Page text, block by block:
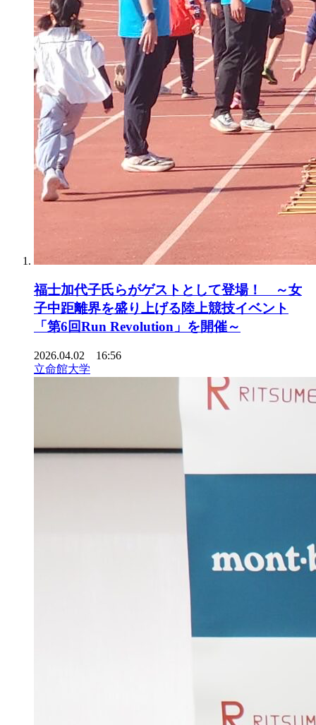
福士加代子氏らがゲストとして登場！ ～女
子中距離界を盛り上げる陸上競技イベント
「第6回Run Revolution」を開催～
2026.04.02 16:56
立命館大学